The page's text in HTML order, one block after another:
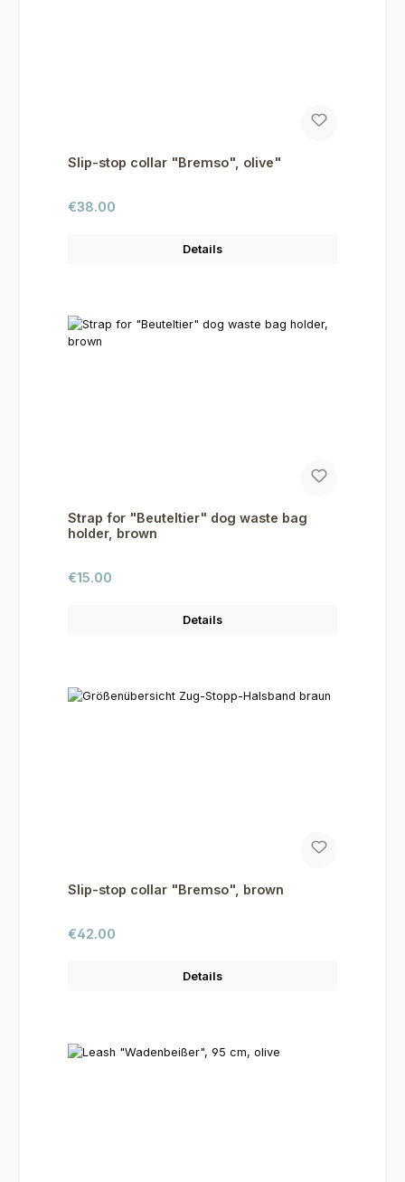
Slip-stop collar "Bremso", olive"
Regular price:
€38.00
Details
Strap for "Beuteltier" dog waste bag
holder, brown
Regular price:
€15.00
Details
Slip-stop collar "Bremso", brown
Regular price:
€42.00
Details